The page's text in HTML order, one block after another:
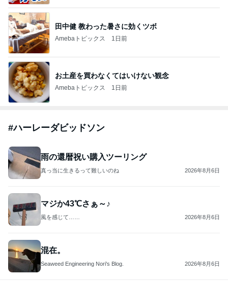
田中健 教わった暑さに効くツボ
Amebaトピックス 1日前
お土産を買わなくてはいけない観念
Amebaトピックス 1日前
#ハーレーダビッドソン
雨の還暦祝い購入ツーリング
真っ当に生きるって難しいのね 2026年8月6日
マジか43℃さぁ～♪
風を感じて…… 2026年8月6日
混在。
Seaweed Engineering Nori's Blog. 2026年8月6日